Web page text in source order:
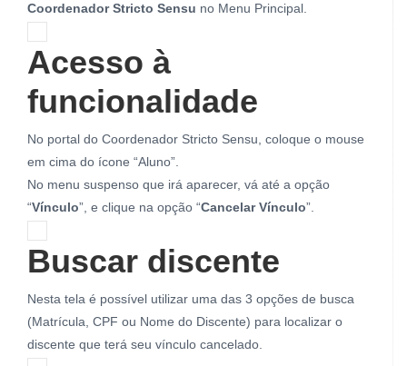
Coordenador Stricto Sensu no Menu Principal.
Acesso à
funcionalidade
No portal do Coordenador Stricto Sensu, coloque o mouse
em cima do ícone “Aluno”.
No menu suspenso que irá aparecer, vá até a opção
“Vínculo”, e clique na opção “Cancelar Vínculo”.
Buscar discente
Nesta tela é possível utilizar uma das 3 opções de busca
(Matrícula, CPF ou Nome do Discente) para localizar o
discente que terá seu vínculo cancelado.